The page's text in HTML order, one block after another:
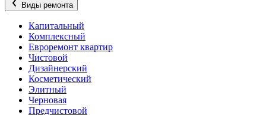
Виды ремонта
Капитальный
Комплексный
Евроремонт квартир
Чистовой
Дизайнерский
Косметический
Элитный
Черновая
Предчистовой